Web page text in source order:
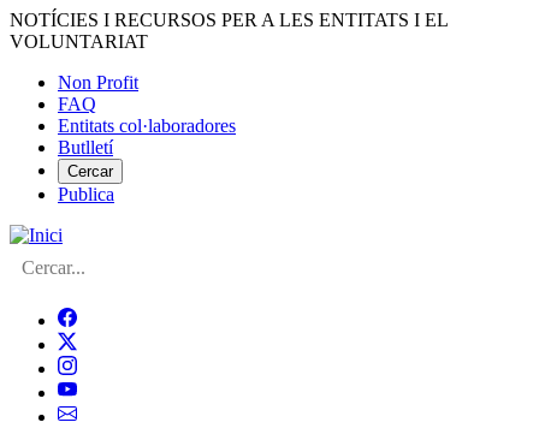
Vés
al
NOTÍCIES I RECURSOS PER A LES ENTITATS I EL
VOLUNTARIAT
Menú
del
compte
d'usuari
Non Profit
FAQ
Entitats col·laboradores
Butlletí
Cercar
Publica
Cerca